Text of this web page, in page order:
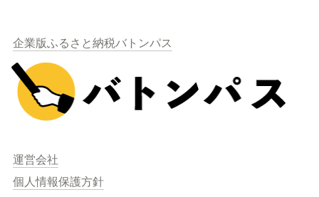
企業版ふるさと納税バトンパス
運営会社
個人情報保護方針